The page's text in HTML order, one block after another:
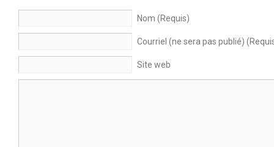
Nom (Requis)
Courriel (ne sera pas publié)
Site web